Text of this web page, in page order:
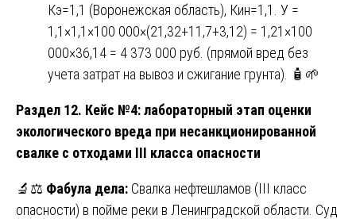
Кэ=1,1 (Воронежская область), Кин=1,1. У =
1,1×1,1×100 000×(21,32+11,7+3,12) = 1,21×100
000×36,14 = 4 373 000 руб. (прямой вред без
учета затрат на вывоз и сжигание грунта). 🧴🌱
Раздел 12. Кейс №4: лабораторный этап оценки
экологического вреда при несанкционированной
свалке с отходами III класса опасности
🔬⚖️ Фабула дела: Свалка нефтешламов (III класс
опасности) в пойме реки в Ленинградской области. Суд